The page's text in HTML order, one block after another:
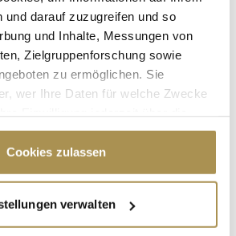
und darauf zuzugreifen und so
und Inhalte, Messungen von
Zielgruppenforschung sowie
zu ermöglichen. Sie
wer Ihre Daten für welche Zwecke
durch Klicken auf das Privacy
oder widerrufen
über Ihre geografische Lage
bis auf einige Meter genau sein
Cookies zulassen
verwalten
*